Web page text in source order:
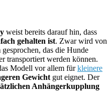
weist bereits darauf hin, dass
gehalten ist. Zwar wird von
das die Hunde
transportiert werden können.
Modell vor allem fürkleinere
Gewicht gut eignet. Der
Anhängerkupplung